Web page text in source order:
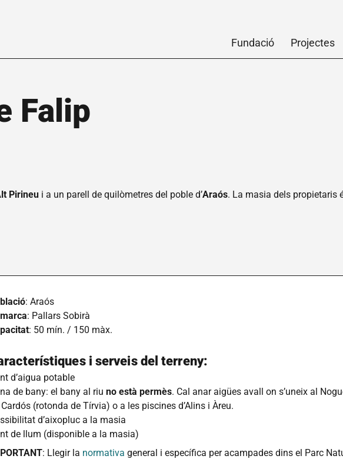
Fundació Projectes
Falip
Pirineu i a un parell de quilòmetres del poble d’Araós. La masia dels propietaris
: Araós
: Pallars Sobirà
: 50 mín. / 150 màx.
i serveis del terreny:
d’aigua potable
de bany: el bany al riu no està permès. Cal anar aigües avall on s’uneix al
(rotonda de Tírvia) o a les piscines d’Alins i Àreu.
d’aixopluc a la masia
de llum (disponible a la masia)
: Llegir la normativa general i específica per acampades dins el Parc